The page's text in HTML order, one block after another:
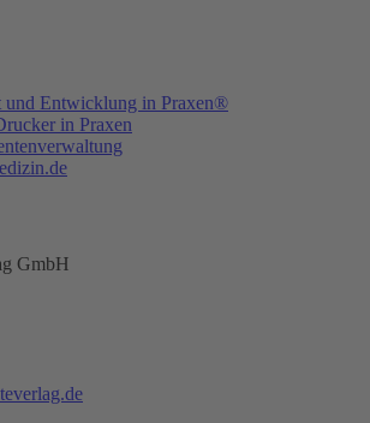
und Entwicklung in Praxen®
in Praxen
GmbH